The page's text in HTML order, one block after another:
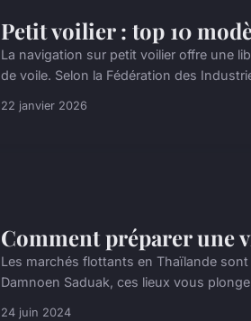
Petit voilier : top 10
La navigation sur petit voilier offre une
de voile. Selon la Fédération des
22 janvier 2026
Comment préparer une
Les marchés flottants en Thaïlande
Damnoen Saduak, ces lieux vous
24 juin 2024